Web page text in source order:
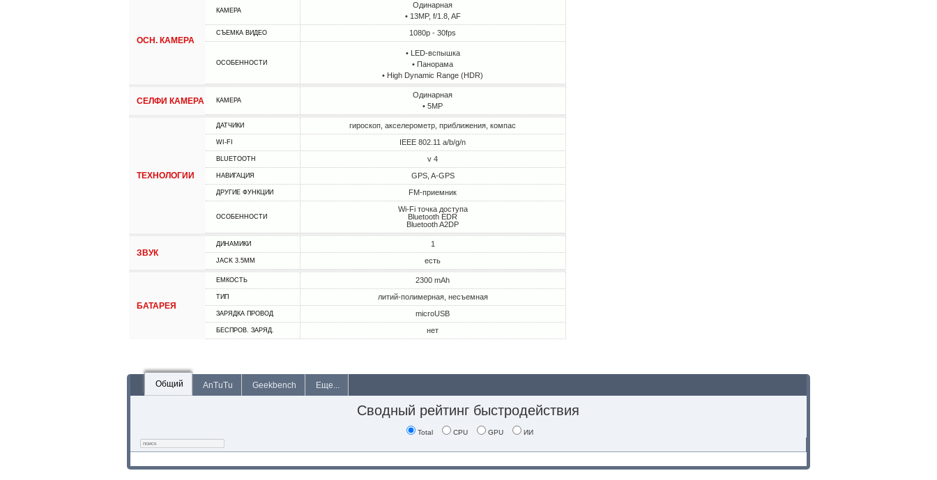
ОСН. КАМЕРА
КАМЕРА
Одинарная
• 13MP, f/1.8, AF
СЪЕМКА ВИДЕО 1080p - 30fps
ОСОБЕННОСТИ
• LED-вспышка
• Панорама
• High Dynamic Range (HDR)
СЕЛФИ КАМЕРА КАМЕРА
Одинарная
• 5MP
ТЕХНОЛОГИИ
ДАТЧИКИ гироскоп, акселерометр, приближения, компас
WI-FI IEEE 802.11 a/b/g/n
BLUETOOTH v 4
НАВИГАЦИЯ GPS, A-GPS
ДРУГИЕ ФУНКЦИИ FM-приемник
ОСОБЕННОСТИ
Wi-Fi точка доступа
Bluetooth EDR
Bluetooth A2DP
ЗВУК
ДИНАМИКИ 1
JACK 3.5MM есть
БАТАРЕЯ
ЕМКОСТЬ 2300 mAh
ТИП литий-полимерная, несъемная
ЗАРЯДКА ПРОВОД microUSB
БЕСПРОВ. ЗАРЯД. нет
Общий AnTuTu Geekbench Еще...
Сводный рейтинг быстродействия
Total CPU GPU ИИ